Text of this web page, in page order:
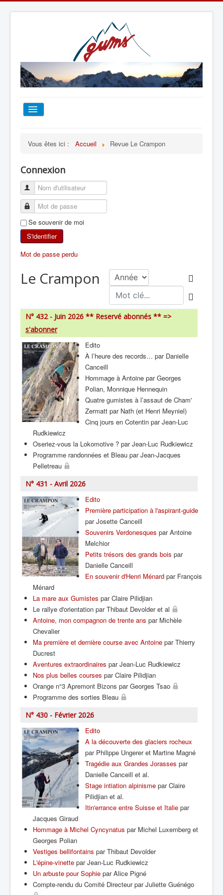
ESCALADE
ALPINISME
SKI DE RANDONNÉE
RANDONNÉE PÉDESTRE
RANDONNÉE SPORTIVE
Vous êtes ici : Accueil Revue Le Crampon
Connexion
Se souvenir de moi
S'identifier
Mot de passe perdu
Le Crampon
N° 432 - Juin 2026 ** Reservé abonnés ** =>
s'abonner
Edito
À l’heure des records… par Danielle
Canceill
Hommage à Antoine par Georges
Polian, Monnique Hennequin
Quatre gumistes à l’assaut de Cham'
Zermatt par Nath (et Henri Meyniel)
Cinq jours en Cotentin par Jean-Luc
Rudkiewicz
Oseriez-vous la Lokomotive ? par Jean-Luc Rudkiewicz
Programme randonnées et Bleau par Jean-Jacques
Pelletreau
N° 431 - Avril 2026
Edito
Première participation à l'aspirant-guide
par Josette Canceill
Souvenirs Verdonesques par Antoine
Melchior
Petits trésors des grands bois par
Danielle Canceill
En souvenir d'Henri Ménard par François
Ménard
La mare aux Gumistes par Claire Pilidjian
Le rallye d'orientation par Thibaut Devolder et al
Antoine, mon compagnon de trente ans par Michèle
Chevalier
Ma première et dernière course avec Antoine par Thierry
Ducrest
Aventures extraordinaires par Jean-Luc Rudkiewicz
Nos plus belles courses par Claire Pilidjian
Orange n°3 Apremont Bizons par Georges Tsao
Programme des sorties Bleau
N° 430 - Février 2026
Edito
A la découverte des glaciers rocheux
par Philippe Ungerer et Martine Magné
Tragédie aux Grandes Jorasses par
Danielle Canceill et al.
Stage intiation alpinisme par Claire
Pilidjian et al.
Itin'errance entre Suisse et Italie par
Jacques Giraud
Hommage à Michel Cyncynatus par Michel Luxemberg et
Georges Polian
Vestiges bellifontains par Thibaut Devolder
L'épine-vinette par Jean-Luc Rudkiewicz
Un arbuste pour Sophie par Alice Pigné
Compte-rendu du Comité Directeur par Juliette Guénégo